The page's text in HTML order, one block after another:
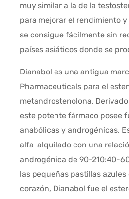
muy similar a la de la
para mejorar el rendimiento
se consigue fácilmente sin
países asiáticos donde se
Dianabol es una antigua
Pharmaceuticals para el
metandrostenolona.
este potente fármaco posee
anabólicas y androgénicas.
alfa-alquilado con una
androgénica de 90-210:40-
las pequeñas pastillas
corazón, Dianabol fue el